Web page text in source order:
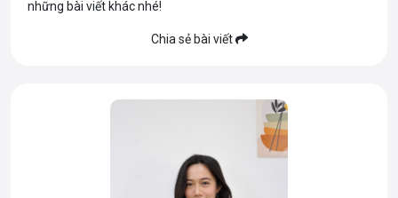
những bài viết khác nhé!
Chia sẻ bài viết